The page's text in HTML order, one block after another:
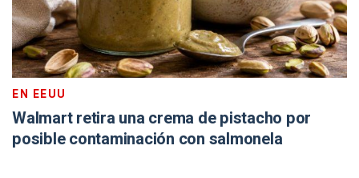
EN EEUU
Walmart retira una crema de pistacho por
posible contaminación con salmonela